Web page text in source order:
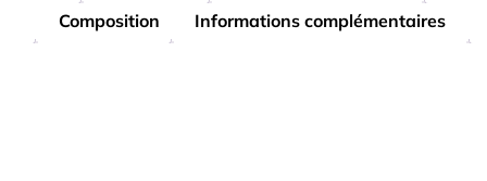
Composition
Informations complémentaires